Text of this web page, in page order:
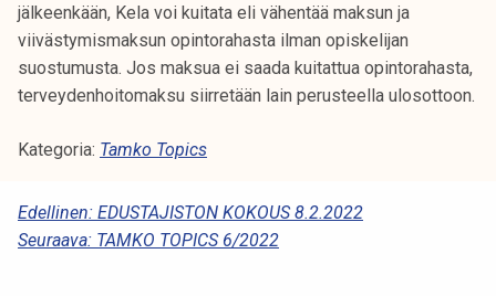
jälkeenkään, Kela voi kuitata eli vähentää maksun ja
viivästymismaksun opintorahasta ilman opiskelijan
suostumusta. Jos maksua ei saada kuitattua opintorahasta,
terveydenhoitomaksu siirretään lain perusteella ulosottoon.
Kategoria: Tamko Topics
A
R
Edellinen: EDUSTAJISTON KOKOUS 8.2.2022
Seuraava: TAMKO TOPICS 6/2022